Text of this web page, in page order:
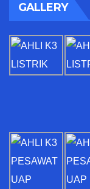
GALLERY